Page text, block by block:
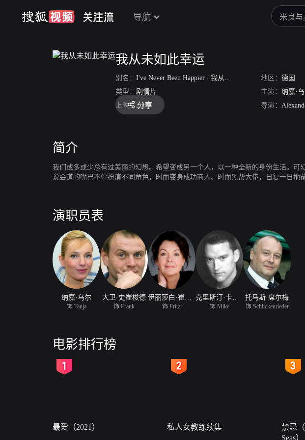
导航
我从未如此幸运
别名： I've Never Been Happier / 我从未如此高兴 地区： 德国
类型： 剧情片 主演： 纳嘉·
上映： 2009 导演：
分享
简介
我们或多或少总有过美丽的幻想。希望变成另一个人，以一种全新的身份生活。
说会道的嘴巴不停扮演不同角色，时而变身成功商人、时而黑帮大佬，日复一日地
演职员表
纳嘉·乌尔
饰 Tanja
大卫·史崔梭德
饰 Frank 饰 Fritzi 饰 Mike
托马斯·席尔梅
饰 Schlickenrieder
电影排行榜
最爱（2021） 私人女教练续集
禁忌
Seas）